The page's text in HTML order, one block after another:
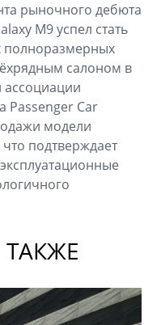
рыночного дебюта
M9 успел стать
полноразмерных
салоном в
Passenger Car
модели
подтверждает